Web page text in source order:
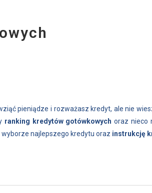
pieniądze i rozważasz kredyt, ale nie
ranking kredytów gotówkowych oraz nieco
najlepszego kredytu oraz instrukcję